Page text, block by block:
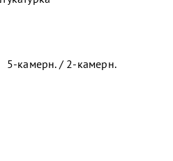
5-камерн. / 2-камерн.